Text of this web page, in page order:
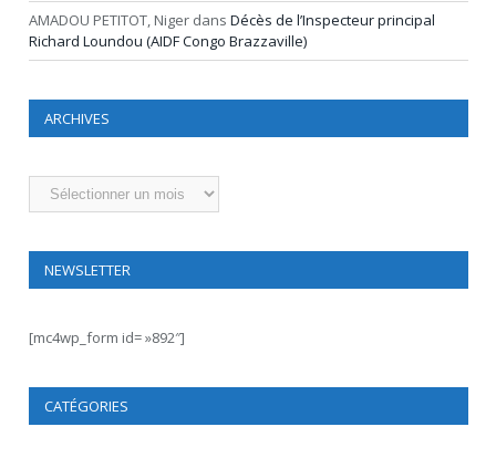
AMADOU PETITOT, Niger dans Décès de l’Inspecteur principal
Richard Loundou (AIDF Congo Brazzaville)
ARCHIVES
Archives
NEWSLETTER
[mc4wp_form id= »892″]
CATÉGORIES